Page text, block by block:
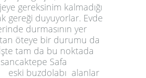
gereksinim kalmadığı
gereği duyuyorlar. Evde
durmasının yer
öteye bir durumu da
tam da bu noktada
Safa
eski buzdolabı alanlar